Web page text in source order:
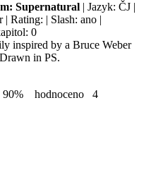
Supernatural | Jazyk: ČJ |
| Rating: | Slash: ano |
0
inspired by a Bruce Weber
in PS.
90% hodnoceno 4